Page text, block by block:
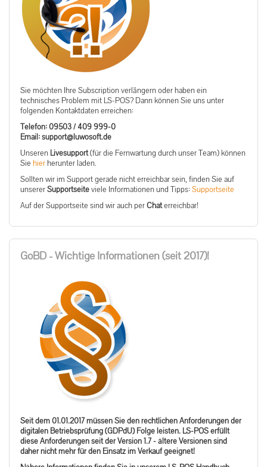
Sie möchten Ihre Subscription verlängern oder haben ein
technisches Problem mit LS-POS? Dann können Sie uns unter
folgenden Kontaktdaten erreichen:
Telefon: 09503 / 409 999-0
ed.tfosowul@troppus :liamE
Unseren Livesupport(für die Fernwartung durch unser Team) können
Sie hier herunter laden.
Sollten wir im Support gerade nicht erreichbar sein, finden Sie auf
unsererSupportseiteviele Informationen und Tipps: Supportseite
Auf der Supportseite sind wir auch perChaterreichbar!
GoBD - Wichtige Informationen (seit 2017)!
Seit dem 01.01.2017 müssen Sie den rechtlichen Anforderungen der
digitalen Betriebsprüfung (GDPdU) Folge leisten. LS-POS erfüllt
diese Anforderungen seit der Version 1.7 - ältere Versionen sind
daher nicht mehr für den Einsatz im Verkauf geeignet!